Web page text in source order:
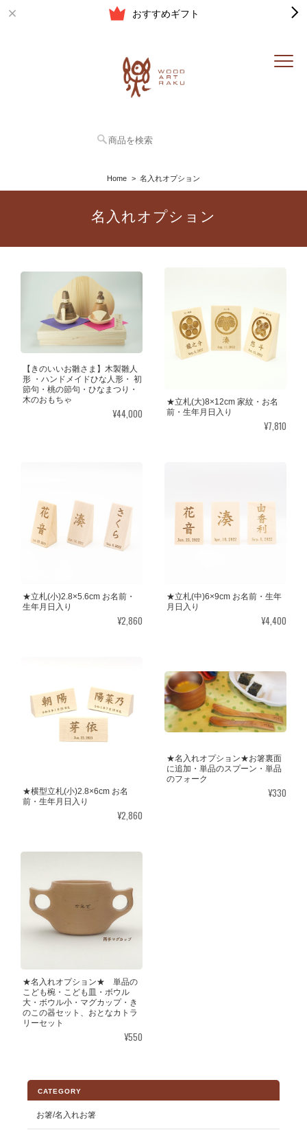
おすすめギフト
Home 名入れオプション
名入れオプション
【きのいいお雛さま】木製雛人
形 ・ハンドメイドひな人形・ 初
節句・桃の節句・ひなまつり・
木のおもちゃ
¥44,000
★立札(大)8×12cm 家紋・お名
前・生年月日入り
¥7,810
★立札(小)2.8×5.6cm お名前・
生年月日入り
¥2,860
★立札(中)6×9cm お名前・生年
月日入り
¥4,400
★横型立札(小)2.8×6cm お名
前・生年月日入り
¥2,860
★名入れオプション★お箸裏面
に追加・単品のスプーン・単品
のフォーク
¥330
★名入れオプション★ 単品の
こども椀・こども皿・ボウル
大・ボウル小・マグカップ・き
のこの器セット、おとなカトラ
リーセット
¥550
CATEGORY
お箸/名入れお箸